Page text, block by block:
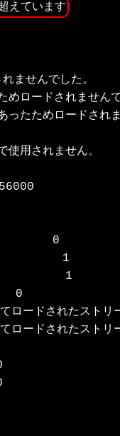
えています
ませんでした。
ロードされませんで
たためロードされま
用されません。
:          0
:             1
1
0
てロードされたス
てロードされたス